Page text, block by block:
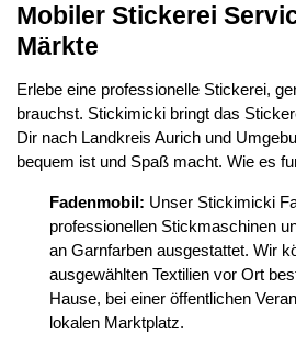
Mobiler Stickerei
Märkte
Erlebe eine professionelle Stickerei,
brauchst. Stickimicki bringt das
Dir nach Landkreis Aurich und
bequem ist und Spaß macht. Wie es
Fadenmobil: Unser Stickimicki
professionellen Stickmaschinen
an Garnfarben ausgestattet. Wir
ausgewählten Textilien vor Ort
Hause, bei einer öffentlichen
lokalen Marktplatz.